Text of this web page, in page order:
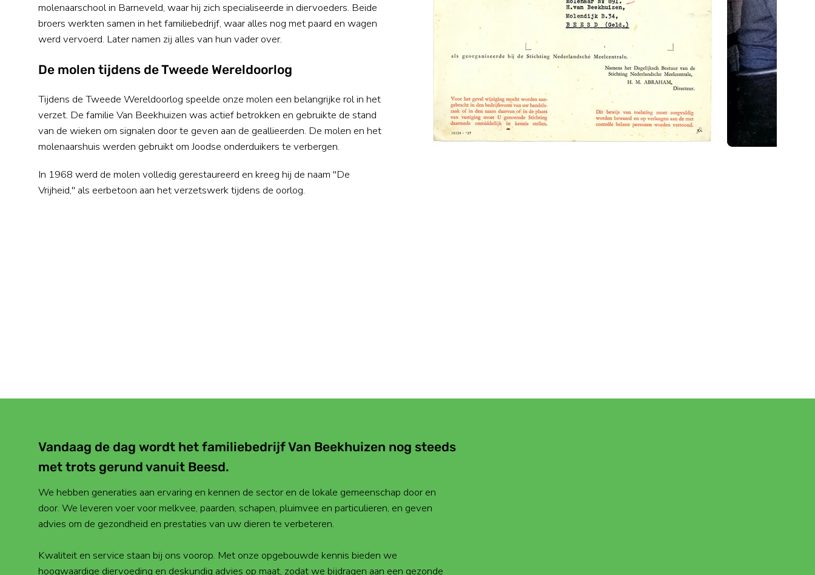
molenaarschool in Barneveld, waar hij zich specialiseerde in diervoeders. Beide
broers werkten samen in het familiebedrijf, waar alles nog met paard en wagen
werd vervoerd. Later namen zij alles van hun vader over.
De molen tijdens de Tweede Wereldoorlog
Tijdens de Tweede Wereldoorlog speelde onze molen een belangrijke rol in het
verzet. De familie Van Beekhuizen was actief betrokken en gebruikte de stand
van de wieken om signalen door te geven aan de geallieerden. De molen en het
molenaarshuis werden gebruikt om Joodse onderduikers te verbergen.
In 1968 werd de molen volledig gerestaureerd en kreeg hij de naam "De
Vrijheid," als eerbetoon aan het verzetswerk tijdens de oorlog.
Vandaag de dag wordt het familiebedrijf Van Beekhuizen nog steeds
met trots gerund vanuit Beesd.
We hebben generaties aan ervaring en kennen de sector en de lokale gemeenschap door en
door. We leveren voer voor melkvee, paarden, schapen, pluimvee en particulieren, en geven
advies om de gezondheid en prestaties van uw dieren te verbeteren.
Kwaliteit en service staan bij ons voorop. Met onze opgebouwde kennis bieden we
hoogwaardige diervoeding en deskundig advies op maat, zodat we bijdragen aan een gezonde